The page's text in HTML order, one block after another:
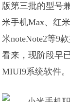
版第三批的型号
米手机Max、红
米noteNote2等9
看来，现阶段早
MIUI9系统软件。